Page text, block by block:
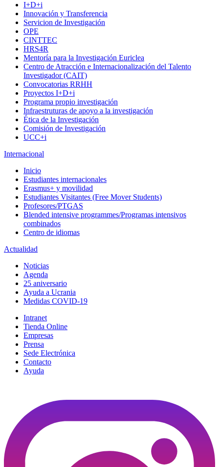
I+D+i
Innovación y Transferencia
Servicion de Investigación
OPE
CINTTEC
HRS4R
Mentoría para la Investigación Euriclea
Centro de Atracción e Internacionalización del Talento
Investigador (CAIT)
Convocatorias RRHH
Proyectos I+D+i
Programa propio investigación
Infraestruturas de apoyo a la investigación
Ética de la Investigación
Comisión de Investigación
UCC+i
Internacional
Inicio
Estudiantes internacionales
Erasmus+ y movilidad
Estudiantes Visitantes (Free Mover Students)
Profesores/PTGAS
Blended intensive programmes/Programas intensivos
combinados
Centro de idiomas
Actualidad
Noticias
Agenda
25 aniversario
Ayuda a Ucrania
Medidas COVID-19
Intranet
Tienda Online
Empresas
Prensa
Sede Electrónica
Contacto
Ayuda